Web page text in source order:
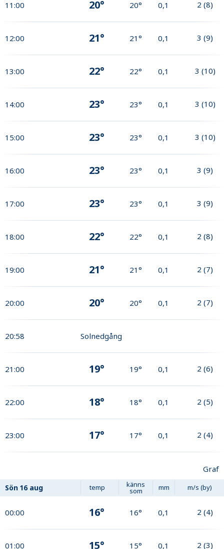
11:00 20° 20° 0,1 2 (8)
12:00 21° 21° 0,1 3 (9)
13:00 22° 22° 0,1 3 (10)
14:00 23° 23° 0,1 3 (10)
15:00 23° 23° 0,1 3 (10)
16:00 23° 23° 0,1 3 (9)
17:00 23° 23° 0,1 3 (9)
18:00 22° 22° 0,1 2 (8)
19:00 21° 21° 0,1 2 (7)
20:00 20° 20° 0,1 2 (7)
20:58 Solnedgång
21:00 19° 19° 0,1 2 (6)
22:00 18° 18° 0,1 2 (5)
23:00 17° 17° 0,1 2 (4)
Graf
Sön 16 aug temp känns
som mm m/s (by)
00:00 16° 16° 0,1 2 (4)
01:00 15° 15° 0,1 2 (3)